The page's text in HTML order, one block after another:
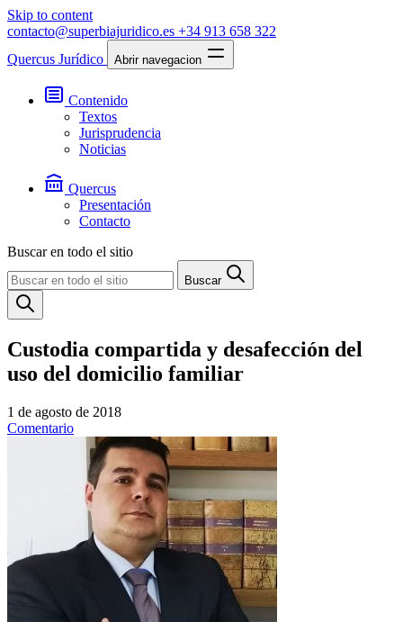
Skip to content
contacto@superbiajuridico.es +34 913 658 322
Quercus Jurídico
Abrir navegacion
Contenido
Textos
Jurisprudencia
Noticias
Quercus
Presentación
Contacto
Buscar en todo el sitio
Buscar
Custodia compartida y desafección del
uso del domicilio familiar
1 de agosto de 2018
Comentario